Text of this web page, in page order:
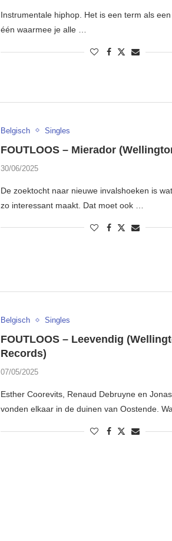
Instrumentale hiphop. Het is een term als
één waarmee je alle …
Belgisch Singles
FOUTLOOS – Mierador
30/06/2025
De zoektocht naar nieuwe invalshoeken is
zo interessant maakt. Dat moet ook …
Belgisch Singles
FOUTLOOS – Leevendig
Records)
07/05/2025
Esther Coorevits, Renaud Debruyne en
vonden elkaar in de duinen van Oostende.